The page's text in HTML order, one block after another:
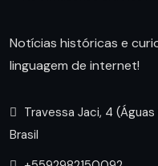
Notícias históricas e
linguagem de internet!
Travessa Jaci, 4
Brasil